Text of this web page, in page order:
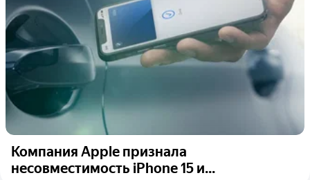
Компания Apple признала
несовместимость iPhone 15 и...